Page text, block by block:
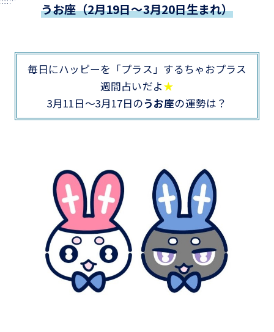
うお座（2月19日～3月20日生まれ）
毎日にハッピーを「プラス」するちゃおプラス
週間占いだよ★
3月11日～3月17日のうお座の運勢は？